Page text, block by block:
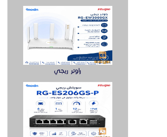
راوتر ريجي